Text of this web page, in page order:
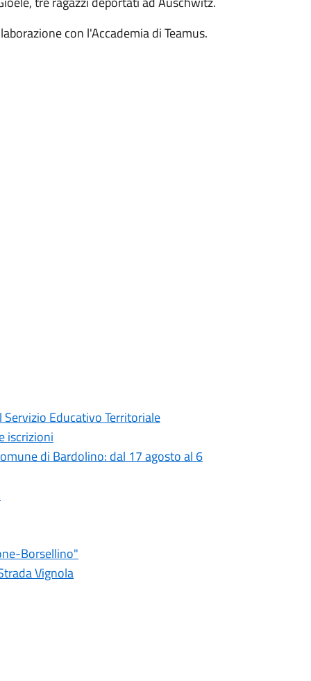
con l'Accademia di Teamus.
Educativo Territoriale
iscrizioni
di Bardolino: dal 17 agosto al 6
Borsellino"
Vignola